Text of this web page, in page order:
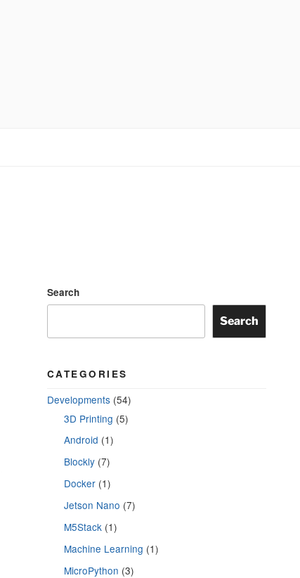
Search
Search
CATEGORIES
Developments (54)
3D Printing (5)
Android (1)
Blockly (7)
Docker (1)
Jetson Nano (7)
M5Stack (1)
Machine Learning (1)
MicroPython (3)